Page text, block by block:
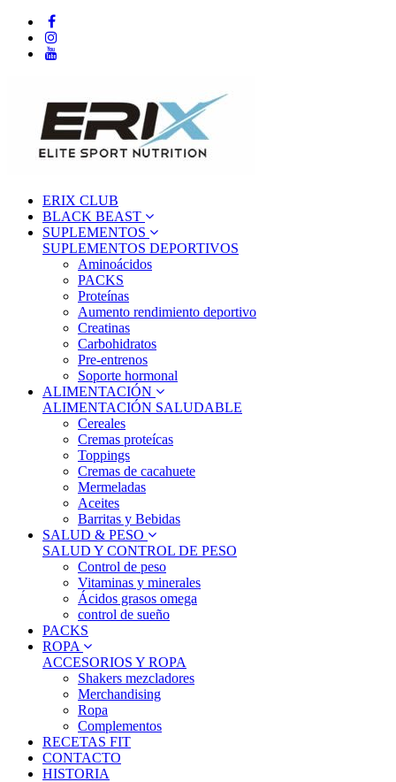
ERIX CLUB
BLACK BEAST
SUPLEMENTOS
SUPLEMENTOS DEPORTIVOS
Aminoácidos
PACKS
Proteínas
Aumento rendimiento deportivo
Creatinas
Carbohidratos
Pre-entrenos
Soporte hormonal
ALIMENTACIÓN
ALIMENTACIÓN SALUDABLE
Cereales
Cremas proteícas
Toppings
Cremas de cacahuete
Mermeladas
Aceites
Barritas y Bebidas
SALUD & PESO
SALUD Y CONTROL DE PESO
Control de peso
Vitaminas y minerales
Ácidos grasos omega
control de sueño
PACKS
ROPA
ACCESORIOS Y ROPA
Shakers mezcladores
Merchandising
Ropa
Complementos
RECETAS FIT
CONTACTO
HISTORIA